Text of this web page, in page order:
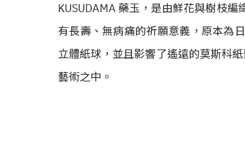
KUSUDAMA 藥玉，是由鮮花與樹枝
有長壽、無病痛的祈願意義，原本為
立體紙球，並且影響了遙遠的莫斯科
藝術之中。